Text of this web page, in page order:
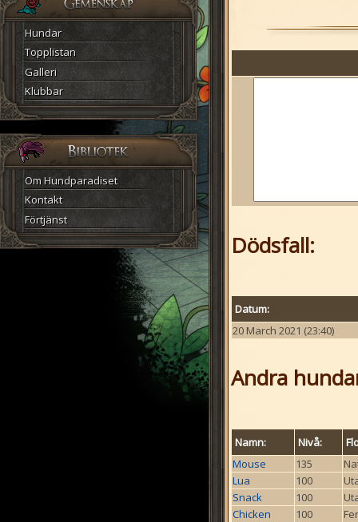
Hundar
Topplistan
Galleri
Klubbar
Om Hundparadiset
Kontakt
Förtjänst
Dödsfall:
Datum:
20 March 2021 (23:40)
Andra
Namn: Nivå:
Mouse
135
Lua
100
Snack
100
Chicken
100